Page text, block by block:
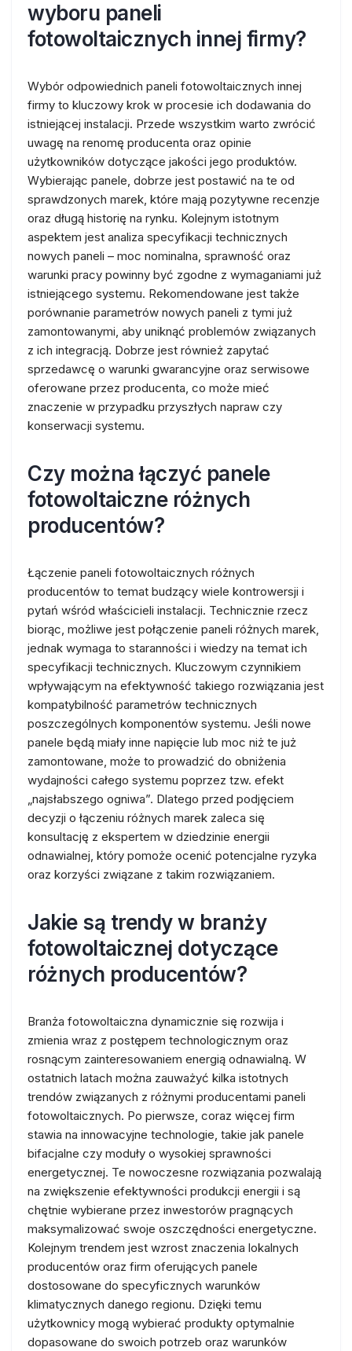
wyboru paneli
fotowoltaicznych innej firmy?
Wybór odpowiednich paneli fotowoltaicznych innej
firmy to kluczowy krok w procesie ich dodawania do
istniejącej instalacji. Przede wszystkim warto zwrócić
uwagę na renomę producenta oraz opinie
użytkowników dotyczące jakości jego produktów.
Wybierając panele, dobrze jest postawić na te od
sprawdzonych marek, które mają pozytywne recenzje
oraz długą historię na rynku. Kolejnym istotnym
aspektem jest analiza specyfikacji technicznych
nowych paneli – moc nominalna, sprawność oraz
warunki pracy powinny być zgodne z wymaganiami już
istniejącego systemu. Rekomendowane jest także
porównanie parametrów nowych paneli z tymi już
zamontowanymi, aby uniknąć problemów związanych
z ich integracją. Dobrze jest również zapytać
sprzedawcę o warunki gwarancyjne oraz serwisowe
oferowane przez producenta, co może mieć
znaczenie w przypadku przyszłych napraw czy
konserwacji systemu.
Czy można łączyć panele
fotowoltaiczne różnych
producentów?
Łączenie paneli fotowoltaicznych różnych
producentów to temat budzący wiele kontrowersji i
pytań wśród właścicieli instalacji. Technicznie rzecz
biorąc, możliwe jest połączenie paneli różnych marek,
jednak wymaga to staranności i wiedzy na temat ich
specyfikacji technicznych. Kluczowym czynnikiem
wpływającym na efektywność takiego rozwiązania jest
kompatybilność parametrów technicznych
poszczególnych komponentów systemu. Jeśli nowe
panele będą miały inne napięcie lub moc niż te już
zamontowane, może to prowadzić do obniżenia
wydajności całego systemu poprzez tzw. efekt
„najsłabszego ogniwa”. Dlatego przed podjęciem
decyzji o łączeniu różnych marek zaleca się
konsultację z ekspertem w dziedzinie energii
odnawialnej, który pomoże ocenić potencjalne ryzyka
oraz korzyści związane z takim rozwiązaniem.
Jakie są trendy w branży
fotowoltaicznej dotyczące
różnych producentów?
Branża fotowoltaiczna dynamicznie się rozwija i
zmienia wraz z postępem technologicznym oraz
rosnącym zainteresowaniem energią odnawialną. W
ostatnich latach można zauważyć kilka istotnych
trendów związanych z różnymi producentami paneli
fotowoltaicznych. Po pierwsze, coraz więcej firm
stawia na innowacyjne technologie, takie jak panele
bifacjalne czy moduły o wysokiej sprawności
energetycznej. Te nowoczesne rozwiązania pozwalają
na zwiększenie efektywności produkcji energii i są
chętnie wybierane przez inwestorów pragnących
maksymalizować swoje oszczędności energetyczne.
Kolejnym trendem jest wzrost znaczenia lokalnych
producentów oraz firm oferujących panele
dostosowane do specyficznych warunków
klimatycznych danego regionu. Dzięki temu
użytkownicy mogą wybierać produkty optymalnie
dopasowane do swoich potrzeb oraz warunków